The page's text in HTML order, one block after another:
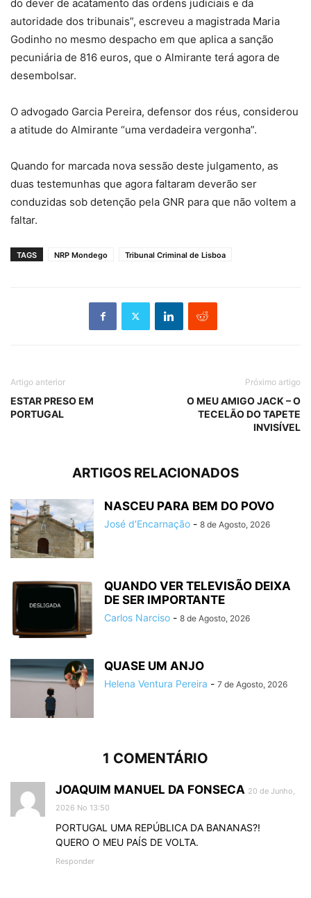
do dever de acatamento das ordens judiciais e da
autoridade dos tribunais”, escreveu a magistrada Maria
Godinho no mesmo despacho em que aplica a sanção
pecuniária de 816 euros, que o Almirante terá agora de
desembolsar.
O advogado Garcia Pereira, defensor dos réus, considerou
a atitude do Almirante “uma verdadeira vergonha”.
Quando for marcada nova sessão deste julgamento, as
duas testemunhas que agora faltaram deverão ser
conduzidas sob detenção pela GNR para que não voltem a
faltar.
TAGS NRP Mondego Tribunal Criminal de Lisboa
Artigo anterior
ESTAR PRESO EM
PORTUGAL
Próximo artigo
O MEU AMIGO JACK – O
TECELÃO DO TAPETE
INVISÍVEL
ARTIGOS RELACIONADOS
NASCEU PARA BEM DO POVO
José d'Encarnação - 8 de Agosto, 2026
QUANDO VER TELEVISÃO DEIXA
DE SER IMPORTANTE
Carlos Narciso - 8 de Agosto, 2026
QUASE UM ANJO
Helena Ventura Pereira - 7 de Agosto, 2026
1 COMENTÁRIO
JOAQUIM MANUEL DA FONSECA 20 de Junho,
2026 No 13:50
PORTUGAL UMA REPÚBLICA DA BANANAS?!
QUERO O MEU PAÍS DE VOLTA.
Responder